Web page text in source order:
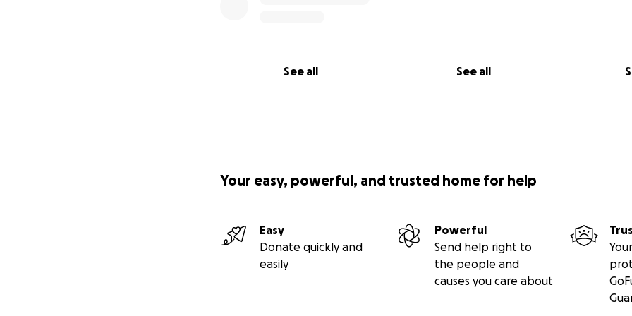
See all See all
Your easy, powerful, and trusted home for help
Easy
Donate quickly and
easily
Powerful
Send help right to
the people and
causes you care about